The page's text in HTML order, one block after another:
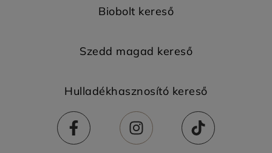
Biobolt kereső
Szedd magad kereső
Hulladékhasznosító kereső